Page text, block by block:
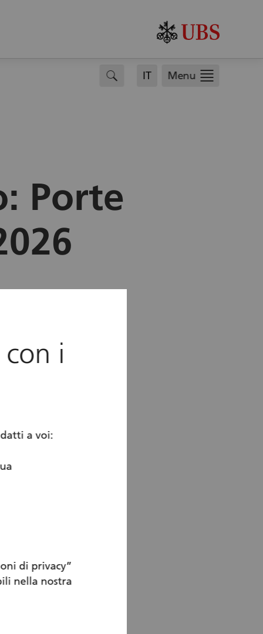
search Menu
IT
Porte
i
a voi:
di privacy”
nella nostra